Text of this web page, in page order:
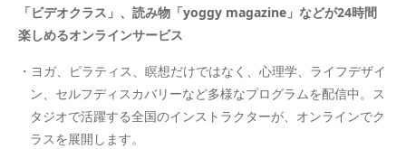
「ビデオクラス」、読み物「yoggy magazine」などが24時間
楽しめるオンラインサービス
・ヨガ、ピラティス、瞑想だけではなく、心理学、ライフデザイ
ン、セルフディスカバリーなど多様なプログラムを配信中。ス
タジオで活躍する全国のインストラクターが、オンラインでク
ラスを展開します。